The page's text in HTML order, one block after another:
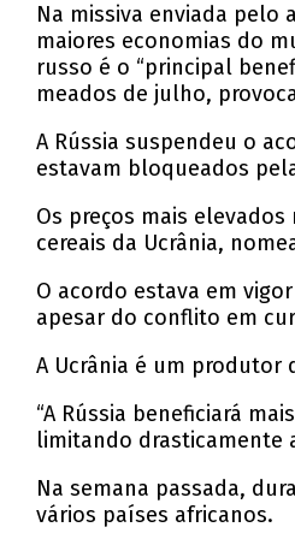
Na missiva enviada pelo
maiores economias do
russo é o “principal
meados de julho,
A Rússia suspendeu o
estavam bloqueados
Os preços mais
cereais da Ucrânia,
O acordo estava em
apesar do conflito em
A Ucrânia é um produtor
“A Rússia beneficiará
limitando drasticamente
Na semana passada,
vários países africanos.